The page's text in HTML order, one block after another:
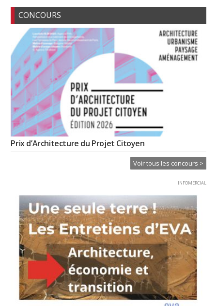
CONCOURS
Prix d’Architecture du Projet Citoyen
Voir tous les concours >
INFOMERCIAL